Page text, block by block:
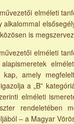
elméleti
alkalommal
is
elméleti
alapismeretek
kap, amely
a „B”
elméleti
rendeletében
– a Magyar